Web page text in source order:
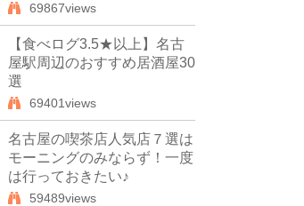
69867views
【食べログ3.5★以上】名古
屋駅周辺のおすすめ居酒屋30
選
69401views
名古屋の喫茶店人気店７選は
モーニングのみならず！一度
は行っておきたい♪
59489views